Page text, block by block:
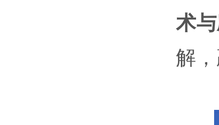
术
解